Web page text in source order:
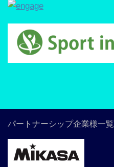
パートナーシップ企業様一覧